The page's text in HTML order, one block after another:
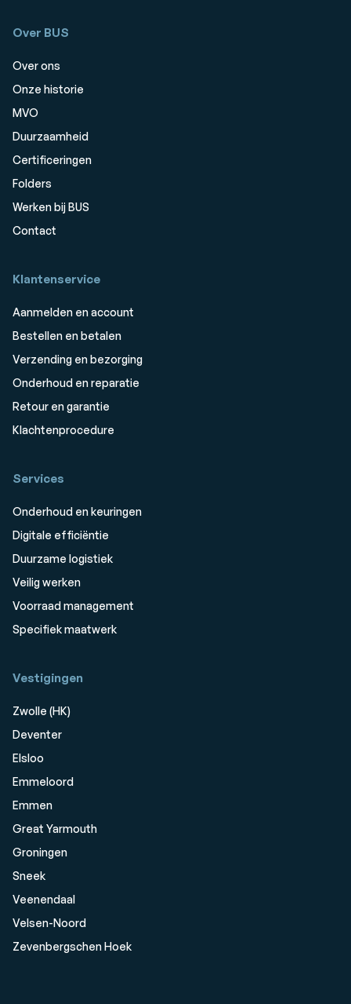
Over BUS
Over ons
Onze historie
MVO
Duurzaamheid
Certificeringen
Folders
Werken bij BUS
Contact
Klantenservice
Aanmelden en account
Bestellen en betalen
Verzending en bezorging
Onderhoud en reparatie
Retour en garantie
Klachtenprocedure
Services
Onderhoud en keuringen
Digitale efficiëntie
Duurzame logistiek
Veilig werken
Voorraad management
Specifiek maatwerk
Vestigingen
Zwolle (HK)
Deventer
Elsloo
Emmeloord
Emmen
Great Yarmouth
Groningen
Sneek
Veenendaal
Velsen-Noord
Zevenbergschen Hoek